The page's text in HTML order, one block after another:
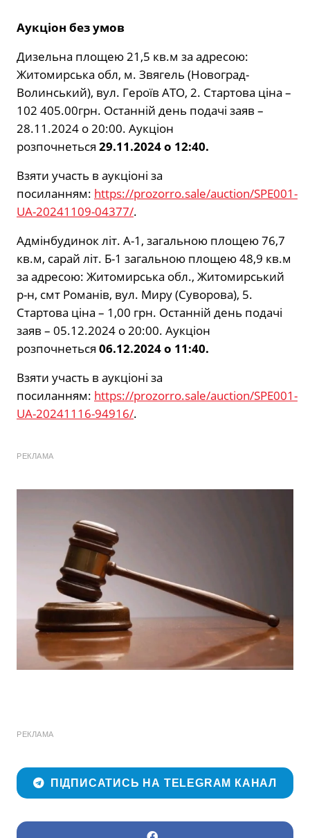
Аукціон без умов
Дизельна площею 21,5 кв.м за адресою:
Житомирська обл, м. Звягель (Новоград-
Волинський), вул. Героїв АТО, 2. Стартова ціна –
102 405.00грн. Останній день подачі заяв –
28.11.2024 о 20:00. Аукціон
розпочнеться 29.11.2024о 12:40.
Взяти участь в аукціоні за
посиланням: https://prozorro.sale/auction/SPE001-
UA-20241109-04377/.
Адмінбудинок літ. А-1, загальною площею 76,7
кв.м, сарай літ. Б-1 загальною площею 48,9 кв.м
за адресою: Житомирська обл., Житомирський
р-н, смт Романів, вул. Миру (Суворова), 5.
Стартова ціна – 1,00 грн. Останній день подачі
заяв – 05.12.2024 о 20:00. Аукціон
розпочнеться 06.12.2024 о 11:40.
Взяти участь в аукціоні за
посиланням: https://prozorro.sale/auction/SPE001-
UA-20241116-94916/.
РЕКЛАМА
РЕКЛАМА
ПІДПИСАТИСЬ НА TELEGRAM КАНАЛ